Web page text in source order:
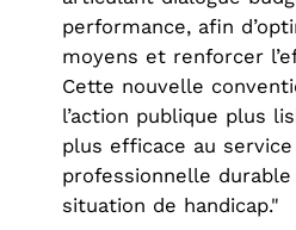
performance, afin
moyens et renforcer
Cette nouvelle
l’action publique plus
plus efficace au service
professionnelle
situation de handicap."